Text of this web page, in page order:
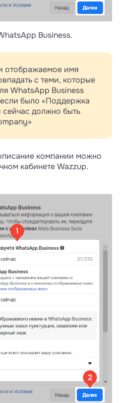
Business.
отображаемое имя
с теми, которые
WhatsApp Business
было «Поддержка
сейчас должно быть
компании можно
кабинете Wazzup.